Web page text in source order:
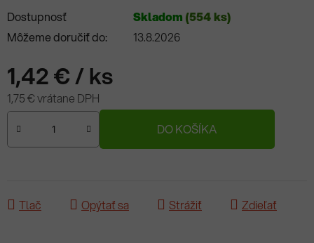
Dostupnosť Skladom (554 ks)
Môžeme doručiť do:
13.8.2026
1,42 €/ ks
1,75 € vrátane DPH
DO KOŠÍKA
Tlač Opýtať sa Strážiť Zdieľať